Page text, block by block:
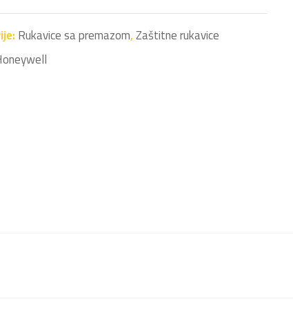
Rukavice sa premazom,Zaštitne rukavice